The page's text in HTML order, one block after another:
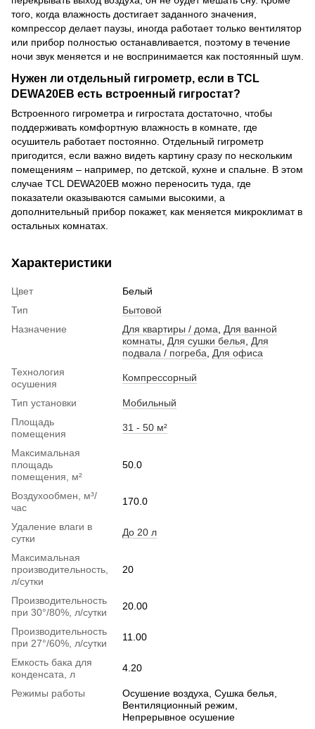
того, когда влажность достигает заданного значения,
компрессор делает паузы, иногда работает только вентилятор
или прибор полностью останавливается, поэтому в течение
ночи звук меняется и не воспринимается как постоянный шум.
Нужен ли отдельный гигрометр, если в TCL
DEWA20EB есть встроенный гигростат?
Встроенного гигрометра и гигростата достаточно, чтобы
поддерживать комфортную влажность в комнате, где
осушитель работает постоянно. Отдельный гигрометр
пригодится, если важно видеть картину сразу по нескольким
помещениям – например, по детской, кухне и спальне. В этом
случае TCL DEWA20EB можно переносить туда, где
показатели оказываются самыми высокими, а
дополнительный прибор покажет, как меняется микроклимат в
остальных комнатах.
Характеристики
Цвет
Белый
Тип
Бытовой
Назначение
Для квартиры / дома
Для ванной
комнаты
Для сушки белья
Для
подвала / погреба
Для офиса
Технология
осушения
Компрессорный
Тип установки
Мобильный
Площадь
помещения
31 - 50 м²
Максимальная
площадь
помещения, м²
50.0
Воздухообмен, м³/
час
170.0
Удаление влаги в
сутки
До 20 л
Максимальная
производительность,
л/сутки
20
Производительность
при 30°/80%, л/сутки
20.00
Производительность
при 27°/60%, л/сутки
11.00
Емкость бака для
конденсата, л
4.20
Режимы работы
Осушение воздуха, Сушка белья,
Вентиляционный режим,
Непрерывное осушение